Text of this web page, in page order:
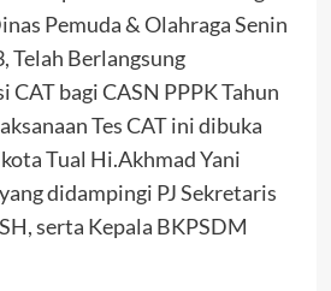
Pemuda & Olahraga Senin
Telah Berlangsung
CAT bagi CASN PPPK Tahun
Tes CAT ini dibuka
Tual Hi.Akhmad Yani
didampingi PJ Sekretaris
serta Kepala BKPSDM